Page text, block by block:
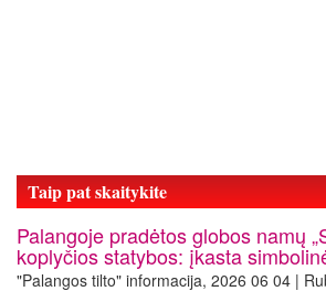
Taip pat skaitykite
Palangoje pradėtos globos namų
koplyčios statybos: įkasta
"Palangos tilto" informacija, 2026 06 04 |